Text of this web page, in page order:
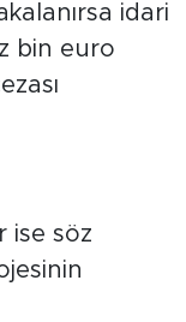
idari
bin euro
ise söz